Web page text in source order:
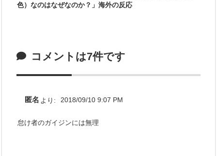
色）なのはなぜなのか？」海外の反応
コメントは7件です
匿名 より: 2018/09/10 9:07 PM
怠け者のガイジンには無理